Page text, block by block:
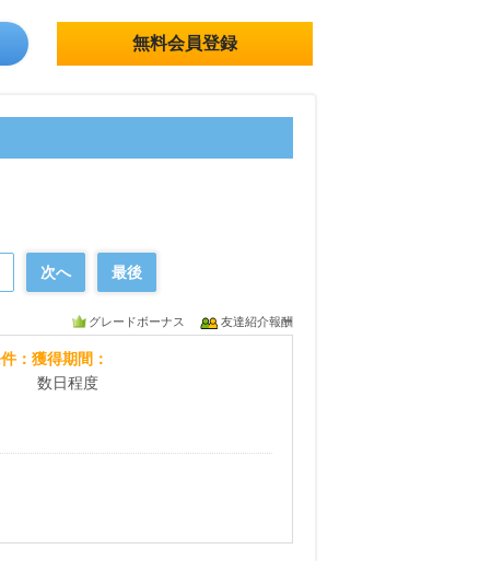
無料会員登録
次へ 最後
グレードボーナス 友達紹介報酬
獲得期間
数日程度